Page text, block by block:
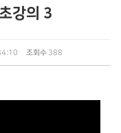
강의 3
조회수388